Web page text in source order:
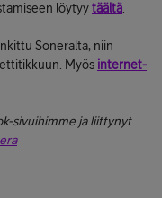
löytyytäältä
Soneralta, niin
Myös internet-
sivuihimme ja liittynyt